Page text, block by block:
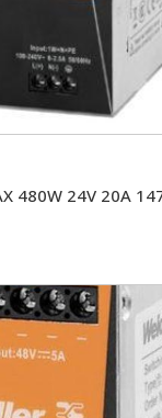
480W 24V 20A